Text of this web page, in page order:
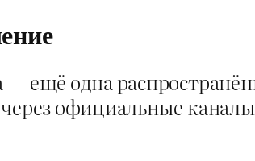
— ещё одна
через официальные